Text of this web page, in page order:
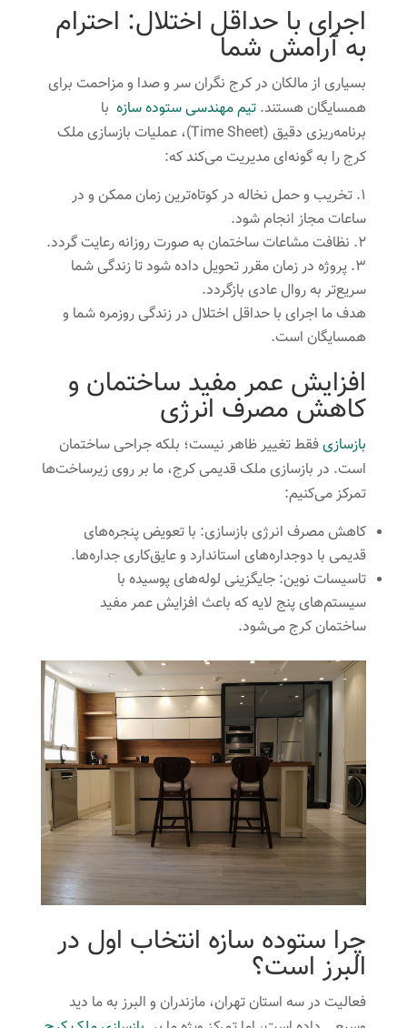
اجرای با حداقل اختلال: احترام
به آرامش شما
بسیاری از مالکان در کرج نگران سر و صدا و مزاحمت برای
همسایگان هستند. تیم مهندسی ستوده سازهبا
برنامه‌ریزی دقیق (Time Sheet)، عملیات بازسازی ملک
کرج را به گونه‌ای مدیریت می‌کند که:
تخریب و حمل نخاله در کوتاه‌ترین زمان ممکن و در
ساعات مجاز انجام شود.
نظافت مشاعات ساختمان به صورت روزانه رعایت گردد.
پروژه در زمان مقرر تحویل داده شود تا زندگی شما
سریع‌تر به روال عادی بازگردد.
هدف ما اجرای با حداقل اختلال در زندگی روزمره شما و
همسایگان است.
افزایش عمر مفید ساختمان و
کاهش مصرف انرژی
بازسازیفقط تغییر ظاهر نیست؛ بلکه جراحی ساختمان
است. در بازسازی ملک قدیمی کرج، ما بر روی زیرساخت‌ها
تمرکز می‌کنیم:
کاهش مصرف انرژی بازسازی: با تعویض پنجره‌های
قدیمی با دوجداره‌های استاندارد و عایق‌کاری جداره‌ها.
تاسیسات نوین: جایگزینی لوله‌های پوسیده با
سیستم‌های پنج لایه که باعث افزایش عمر مفید
ساختمان کرج می‌شود.
چرا ستوده سازه انتخاب اول در
البرز است؟
فعالیت در سه استان تهران، مازندران و البرز به ما دید